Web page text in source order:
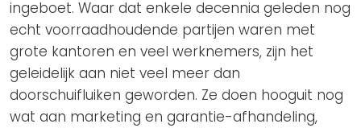
ingeboet. Waar dat enkele decennia geleden nog
echt voorraadhoudende partijen waren met
grote kantoren en veel werknemers, zijn het
geleidelijk aan niet veel meer dan
doorschuifluiken geworden. Ze doen hooguit nog
wat aan marketing en garantie-afhandeling,